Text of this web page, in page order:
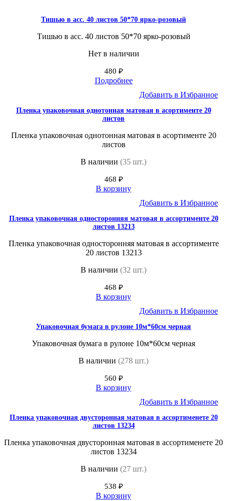
Тишью в асс. 40 листов 50*70 ярко-розовый
Тишью в асс. 40 листов 50*70 ярко-розовый
Нет в наличии
480 ₽
Подробнее
Добавить в Избранное
Пленка упаковочная однотонная матовая в асортименте 20
листов
Пленка упаковочная однотонная матовая в асортименте 20
листов
В наличии (35 шт.)
468 ₽
В корзину
Добавить в Избранное
Пленка упаковочная односторонняя матовая в ассортименте 20
листов 13213
Пленка упаковочная односторонняя матовая в ассортименте
20 листов 13213
В наличии (32 шт.)
468 ₽
В корзину
Добавить в Избранное
Упаковочная бумага в рулоне 10м*60см черная
Упаковочная бумага в рулоне 10м*60см черная
В наличии (278 шт.)
560 ₽
В корзину
Добавить в Избранное
Пленка упаковочная двусторонная матовая в ассортименете 20
листов 13234
Пленка упаковочная двусторонная матовая в ассортименете 20
листов 13234
В наличии (27 шт.)
538 ₽
В корзину